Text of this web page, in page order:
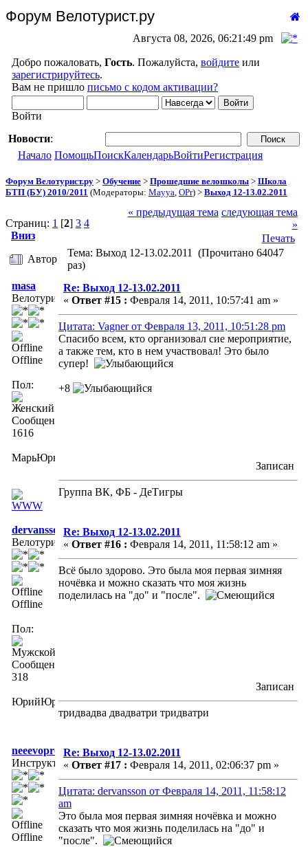
Форум Велотурист.ру
Августа 08, 2026, 06:21:49 pm
Добро пожаловать, Гость. Пожалуйста, войдите или
зарегистрируйтесь.
Вам не пришло письмо с кодом активации?
Войти
Новости:
Начало ПомощьПоискКалендарьВойтиРегистрация
Форум Велотурист.ру > Обучение > Прошедшие велошколы > Школа
БТП (БУ) 2010/2011 (Модераторы: Mayya OPr) > Выход 12-13.02.2011
Страниц: 1 [2] 3 4
Вниз
« предыдущая тема следующая тема
»
Печать
Автор
Тема: Выход 12-13.02.2011 (Прочитано 64047
раз)
masa
Велотурист
Offline
Пол:
Сообщений:
1616
МарьЮрьна
Re: Выход 12-13.02.2011
« Ответ #15 : Февраля 14, 2011, 10:57:41 am »
Цитата: Vagner от Февраля 13, 2011, 10:51:28 pm
Спасибо всем, кто организовал сие мероприятие,
а также тем, кто в нем участвовал! Это было
супер!
+8
Записан
Группа ВК, ФБ - ДеТигры
dervansson
Велотурист
Offline
Пол:
Сообщений:
318
ЮрийЮрич
Re: Выход 12-13.02.2011
« Ответ #16 : Февраля 14, 2011, 11:58:12 am »
Всё было здорово. Это была моя первая зимняя
ночёвка и можно сказать что моя жизнь
поделилась на "до" и "после".
Записан
тридвадва двадватри тридватри
neeevopros
Инструктор
Offline
Re: Выход 12-13.02.2011
« Ответ #17 : Февраля 14, 2011, 02:06:37 pm »
Цитата: dervansson от Февраля 14, 2011, 11:58:12
am
Это была моя первая зимняя ночёвка и можно
сказать что моя жизнь поделилась на "до" и
"после".